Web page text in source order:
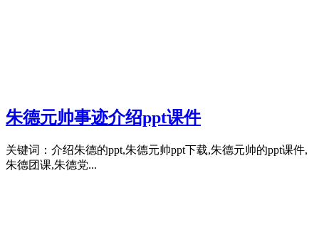
朱德元帅事迹介绍ppt课件
关键词：介绍朱德的ppt,朱德元帅ppt下载,朱德元帅的ppt课件,
朱德团课,朱德党...